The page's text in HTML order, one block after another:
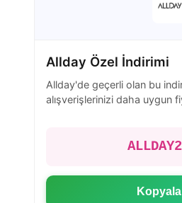
Allday Özel İndirimi
Allday'de geçerli olan bu
alışverişlerinizi daha uygun
Kopyala